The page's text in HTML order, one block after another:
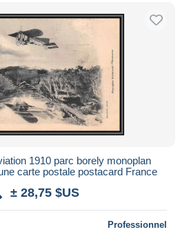
1910 parc borely monoplan
carte postale postacard France
± 28,75 $US
Professionnel